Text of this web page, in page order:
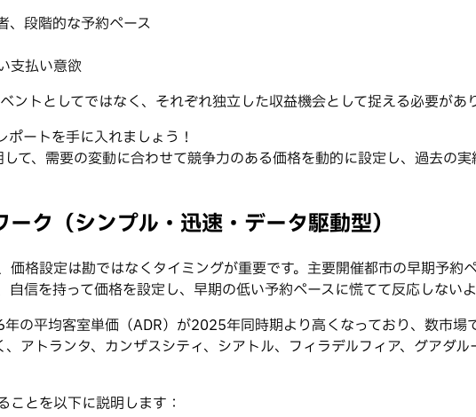
、段階的な予約ペース
支払い意欲
トとしてではなく、それぞれ独立した収益機会として捉える必要があり
ートを手に入れましょう！
て、需要の変動に合わせて競争力のある価格を動的に設定し、過去の
ク（シンプル・迅速・データ駆動型）
格設定は勘ではなくタイミングが重要です。主要開催都市の早期予約ペ
信を持って価格を設定し、早期の低い予約ペースに慌てて反応しない
の平均客室単価（ADR）が2025年同時期より高くなっており、数市
アトランタ、カンザスシティ、シアトル、フィラデルフィア、グアダ
ことを以下に説明します：